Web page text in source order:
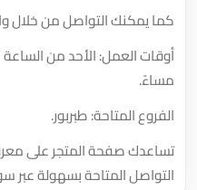
كما يمكنك التواصل من خلال
مساءً.
الفروع المتاحة: طبربور.
تساعدك صفحة المتجر على
التواصل المتاحة بسهولة عبر